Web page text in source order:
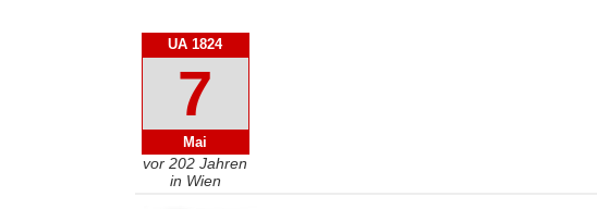
UA 1824
7
Mai
vor 202 Jahren
in Wien